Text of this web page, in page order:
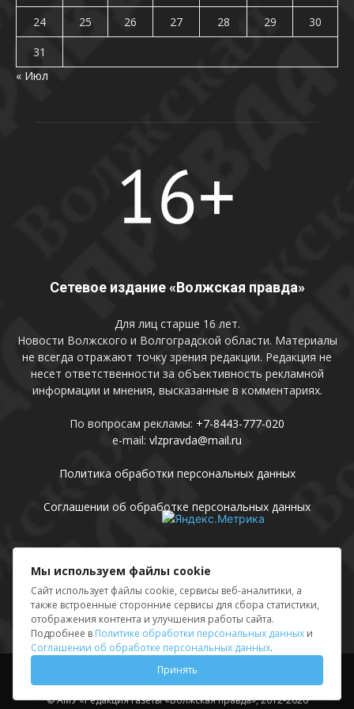
24
25 26 27 28 29
30
31
« Июл
Сетевое издание «Волжская правда»
Для лиц старше 16 лет.
Новости Волжского и Волгоградской области. Материалы
не всегда отражают точку зрения редакции. Редакция не
несет ответственности за объективность рекламной
информации и мнения, высказанные в комментариях.
По вопросам рекламы: +7-8443-777-020
e-mail: vlzpravda@mail.ru
Политика обработки персональных данных
Соглашении об обработке персональных данных
Присоединяйтесь
Выходные данные
© АМУ «Редакция газеты «Волжская правда», 2012-2026
Мы используем файлы cookie
Сайт использует файлы cookie, сервисы веб-аналитики, а
также встроенные сторонние сервисы для сбора статистики,
отображения контента и улучшения работы сайта.
Подробнее в Политике обработки персональных данных и
Соглашении об обработке персональных данных.
Принять